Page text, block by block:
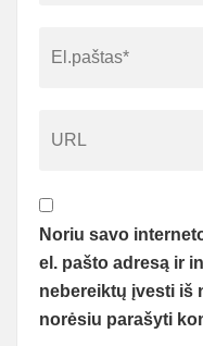
Noriu savo
el. pašto adresą ir
nebereiktų įvesti iš
norėsiu parašyti